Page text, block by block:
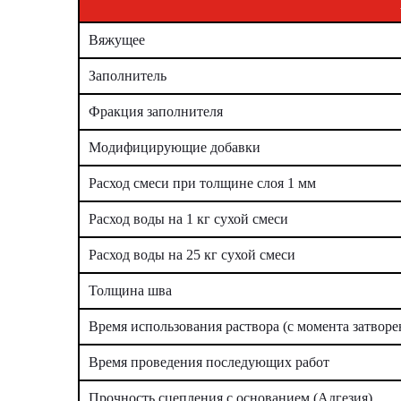
Вяжущее
Заполнитель
Фракция заполнителя
Модифицирующие добавки
Расход смеси при толщине слоя 1 мм
Расход воды на 1 кг сухой смеси
Расход воды на 25 кг сухой смеси
Толщина шва
Время использования раствора (с момента
Время проведения последующих работ